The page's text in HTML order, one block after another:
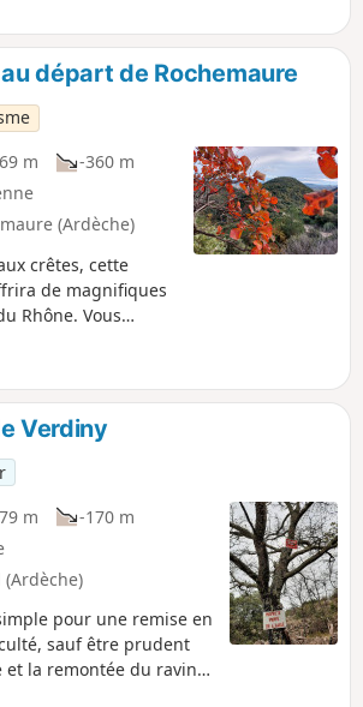
départ de Rochemaure
m
-360 m
(Ardèche)
crêtes, cette
de magnifiques
Rhône. Vous
de cèdres.
Verdiny
m
-170 m
(Ardèche)
pour une remise en
sauf être prudent
et la remontée du ravin